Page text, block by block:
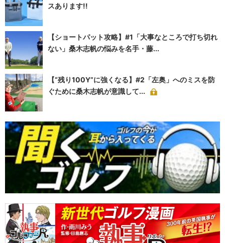
スあります!!
【ショートパット攻略】#1「大事なところで打ち切れ
ない」桑木志帆の悩みを名手・藤...
【“残り100Y”に強くなる】#2「左奥」へのミスを防
ぐために桑木志帆が意識して...